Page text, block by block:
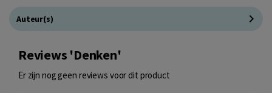
Auteur(s)
Reviews 'Denken'
Er zijn nog geen reviews voor dit product